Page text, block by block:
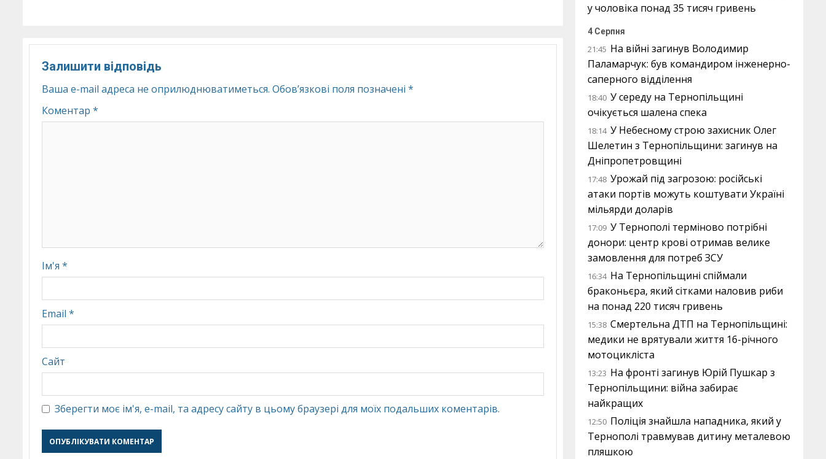
Залишити відповідь
Ваша e-mail адреса не оприлюднюватиметься. Обов’язкові поля позначені *
Коментар *
Ім'я *
Email *
Сайт
Зберегти моє ім'я, e-mail, та адресу сайту в цьому браузері для моїх подальших коментарів.
у чоловіка понад 35 тисяч гривень
4 Серпня
21:45 На війні загинув Володимир
Паламарчук: був командиром інженерно-
саперного відділення
18:40 У середу на Тернопільщині
очікується шалена спека
18:14 У Небесному строю захисник Олег
Шелетин з Тернопільщини: загинув на
Дніпропетровщині
17:48 Урожай під загрозою: російські
атаки портів можуть коштувати Україні
мільярди доларів
17:09 У Тернополі терміново потрібні
донори: центр крові отримав велике
замовлення для потреб ЗСУ
16:34 На Тернопільщині спіймали
браконьєра, який сітками наловив риби
на понад 220 тисяч гривень
15:38 Смертельна ДТП на Тернопільщині:
медики не врятували життя 16-річного
мотоцикліста
13:23 На фронті загинув Юрій Пушкар з
Тернопільщини: війна забирає
найкращих
12:50 Поліція знайшла нападника, який у
Тернополі травмував дитину металевою
пляшкою